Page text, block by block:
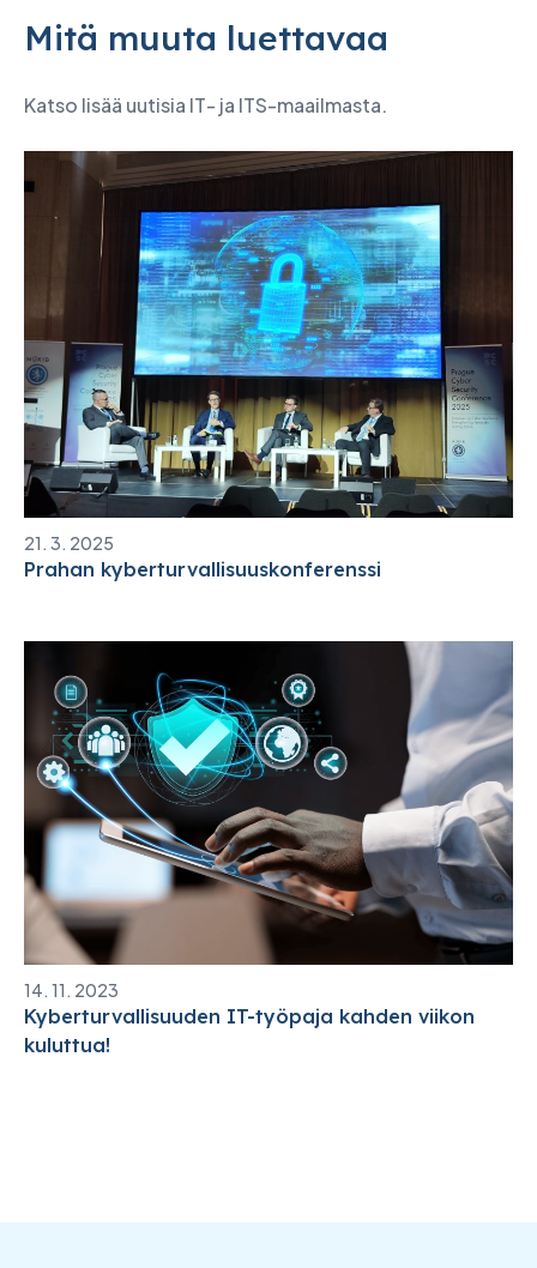
Mitä muuta luettavaa
Katso lisää uutisia IT- ja ITS-maailmasta.
21. 3. 2025
Prahan kyberturvallisuuskonferenssi
14. 11. 2023
Kyberturvallisuuden IT-työpaja kahden viikon
kuluttua!